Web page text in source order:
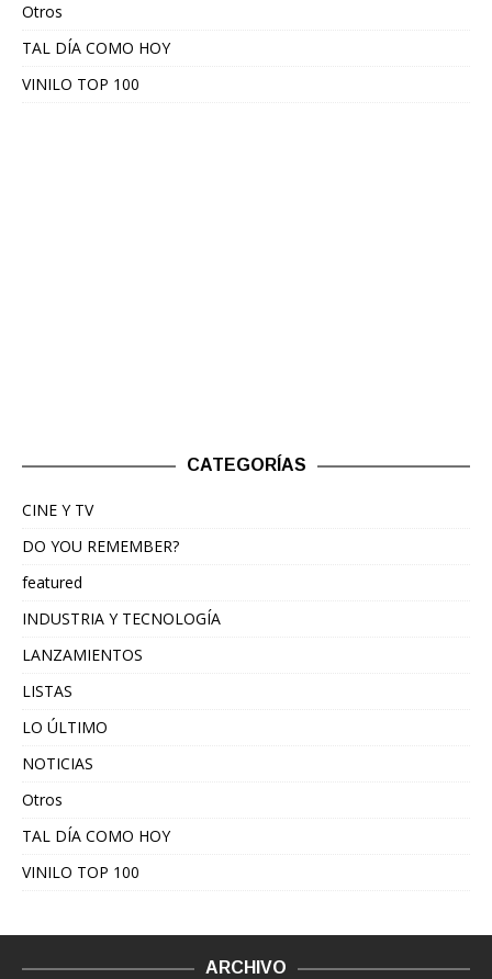
Otros
TAL DÍA COMO HOY
VINILO TOP 100
CATEGORÍAS
CINE Y TV
DO YOU REMEMBER?
featured
INDUSTRIA Y TECNOLOGÍA
LANZAMIENTOS
LISTAS
LO ÚLTIMO
NOTICIAS
Otros
TAL DÍA COMO HOY
VINILO TOP 100
ARCHIVO